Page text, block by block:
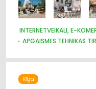
INTERNETVEIKALI, E-
APGAISMES TEHNIKAS
DIZAINS UN INTERJERS;
TEKSTILIZSTRĀDĀJUMU
GULTAS VEĻA UN
Rīga